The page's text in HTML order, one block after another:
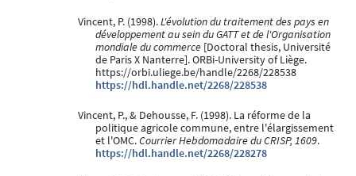
Vincent, P. (1998).L'évolution du traitement des pays en
développement au sein du GATT et de l'Organisation
mondiale du commerce [Doctoral thesis, Université
de Paris X Nanterre]. ORBi-University of Liège.
https://orbi.uliege.be/handle/2268/228538
https://hdl.handle.net/2268/228538
Vincent, P., & Dehousse, F. (1998). La réforme de la
politique agricole commune, entre l'élargissement
et l'OMC.Courrier Hebdomadaire du CRISP, 1609.
https://hdl.handle.net/2268/228278